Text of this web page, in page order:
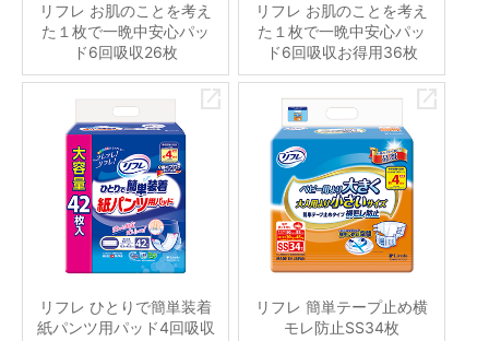
リフレ お肌のことを考え
た１枚で一晩中安心パッ
ド6回吸収26枚
リフレ お肌のことを考え
た１枚で一晩中安心パッ
ド6回吸収お得用36枚
リフレ ひとりで簡単装着
紙パンツ用パッド4回吸収
リフレ 簡単テープ止め横
モレ防止SS34枚